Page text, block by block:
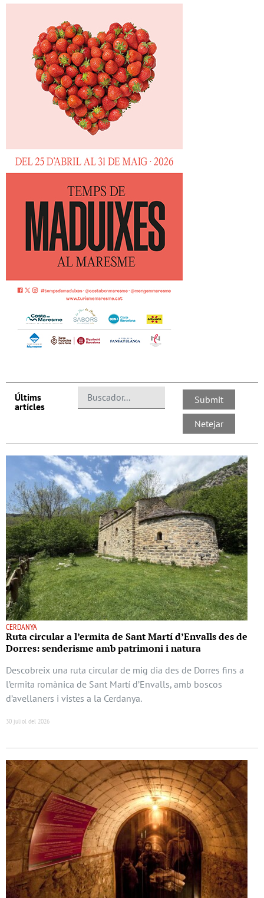
Últims
artícles
CERDANYA
Ruta circular a l’ermita de Sant Martí d’Envalls des de
Dorres: senderisme amb patrimoni i natura
Descobreix una ruta circular de mig dia des de Dorres fins a
l’ermita romànica de Sant Martí d’Envalls, amb boscos
d’avellaners i vistes a la Cerdanya.
30 juliol del 2026